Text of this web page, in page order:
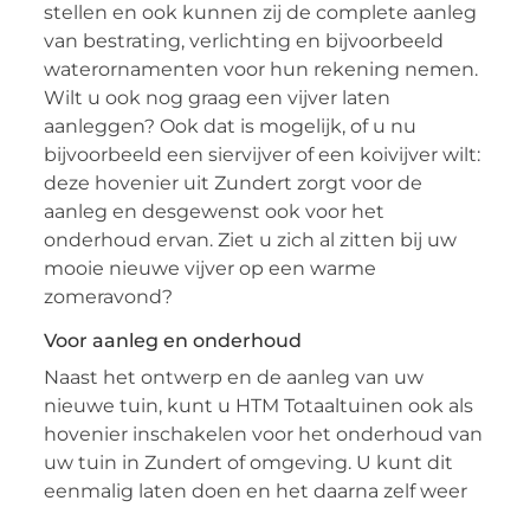
stellen en ook kunnen zij de complete aanleg
van bestrating, verlichting en bijvoorbeeld
waterornamenten voor hun rekening nemen.
Wilt u ook nog graag een vijver laten
aanleggen? Ook dat is mogelijk, of u nu
bijvoorbeeld een siervijver of een koivijver wilt:
deze hovenier uit Zundert zorgt voor de
aanleg en desgewenst ook voor het
onderhoud ervan. Ziet u zich al zitten bij uw
mooie nieuwe vijver op een warme
zomeravond?
Voor aanleg en onderhoud
Naast het ontwerp en de aanleg van uw
nieuwe tuin, kunt u HTM Totaaltuinen ook als
hovenier inschakelen voor het onderhoud van
uw tuin in Zundert of omgeving. U kunt dit
eenmalig laten doen en het daarna zelf weer